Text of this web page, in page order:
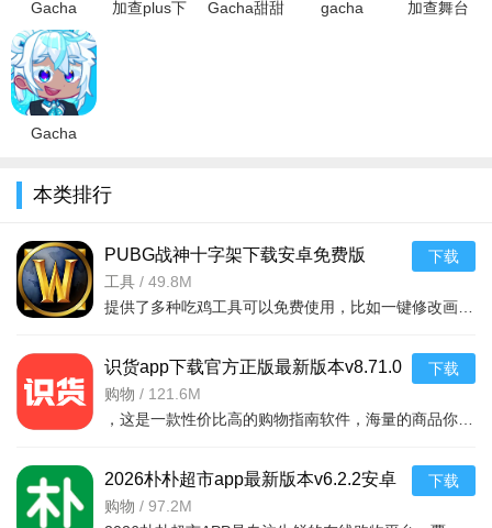
Gacha
Pleasure加
查娱乐2023
中文版本
v1.1.0最新
安卓版
加查plus下
Gacha甜甜
gacha
加查舞台
Gacha
设计师俱乐
部下载2022
v27.29.9
本类排行
PUBG战神十字架下载安卓免费版
v7.68.0安卓免费版
工具 / 49.8M
提供了多种吃鸡工具可以免费使用，比如一键修改画质，调节游戏的各种参数，还可以提供一些其他实用功能，比如快速清理手机内存、手机加速等，优化手机性能，提供更流畅的游戏体验，
下载
识货app下载官方正版最新版本v8.71.0
安卓版
购物 / 121.6M
，这是一款性价比高的购物指南软件，海量的商品你都是可以选择的，用户可以看到很多的优惠的商品内容，各种正版资源可以在这里下载，由识货专业鉴别功能帮助你甄别，十分专业安全，需
下载
2026朴朴超市app最新版本v6.2.2安卓
最新版
购物 / 97.2M
下载